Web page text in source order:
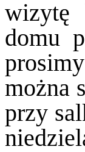
wizytę
domu
można
przy